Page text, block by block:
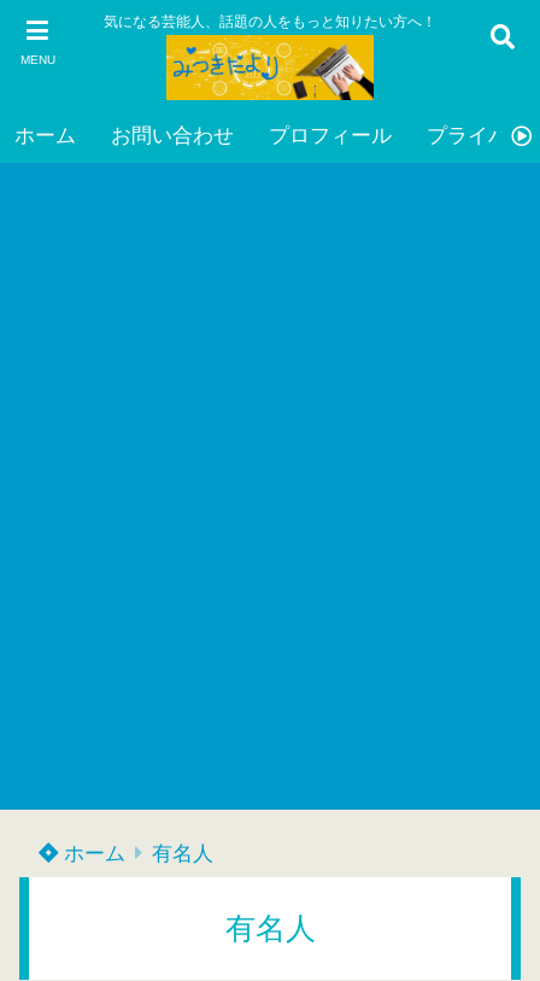
MENU
気になる芸能人、話題の人をもっと知りたい方へ！
ホーム お問い合わせ プロフィール プライバシ
ホーム 有名人
有名人